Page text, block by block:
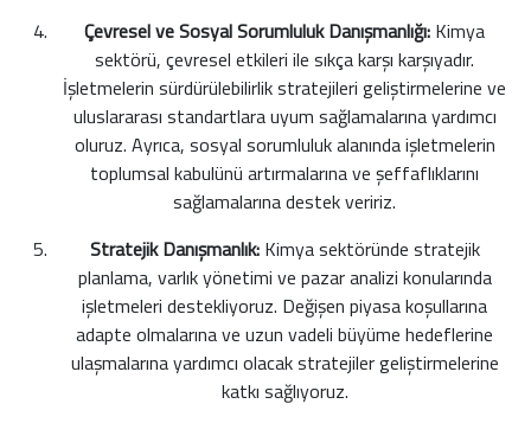
Çevresel ve Sosyal Sorumluluk Danışmanlığı: Kimya
sektörü, çevresel etkileri ile sıkça karşı karşıyadır.
İşletmelerin sürdürülebilirlik stratejileri geliştirmelerine ve
uluslararası standartlara uyum sağlamalarına yardımcı
oluruz. Ayrıca, sosyal sorumluluk alanında işletmelerin
toplumsal kabulünü artırmalarına ve şeffaflıklarını
sağlamalarına destek veririz.
Stratejik Danışmanlık:Kimya sektöründe stratejik
planlama, varlık yönetimi ve pazar analizi konularında
işletmeleri destekliyoruz. Değişen piyasa koşullarına
adapte olmalarına ve uzun vadeli büyüme hedeflerine
ulaşmalarına yardımcı olacak stratejiler geliştirmelerine
katkı sağlıyoruz.